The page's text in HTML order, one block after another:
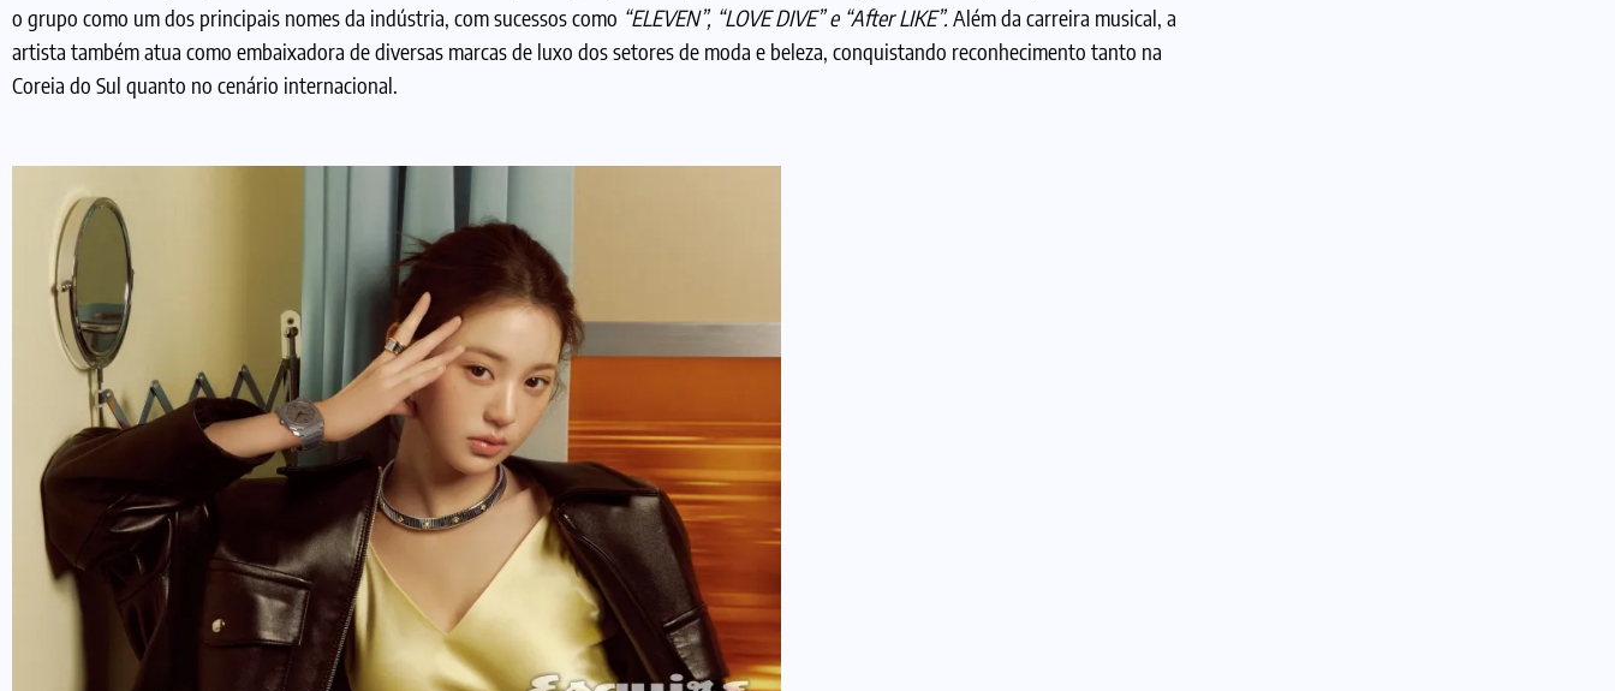
o grupo como um dos principais nomes da indústria, com sucessos como “ELEVEN”, “LOVE DIVE” e “After LIKE”. Além da carreira musical, a
artista também atua como embaixadora de diversas marcas de luxo dos setores de moda e beleza, conquistando reconhecimento tanto na
Coreia do Sul quanto no cenário internacional.